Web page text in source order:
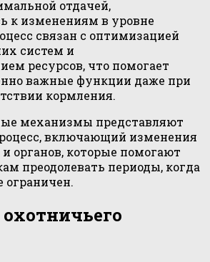
отдачей,
к изменениям в уровне
связан с оптимизацией
систем и
ресурсов, что помогает
важные функции даже при
кормления.
механизмы представляют
включающий изменения
органов, которые помогают
преодолевать периоды, когда
ограничен.